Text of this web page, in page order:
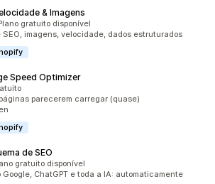
& Imagens
gratuito disponível
SEO, imagens, velocidade, dados estruturados
Speed Optimizer
parecerem carregar (quase)
de SEO
gratuito disponível
Google, ChatGPT e toda a IA: automaticamente